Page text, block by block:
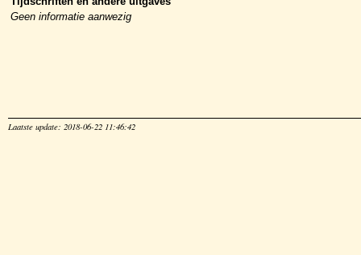
Geen informatie aanwezig
Laatste update: 2018-06-22 11:46:42